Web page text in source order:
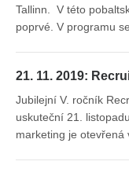
Tallinn. V této
poprvé. V programu
21. 11. 2019:
Jubilejní V. ročník
uskuteční 21.
marketing je otevřená